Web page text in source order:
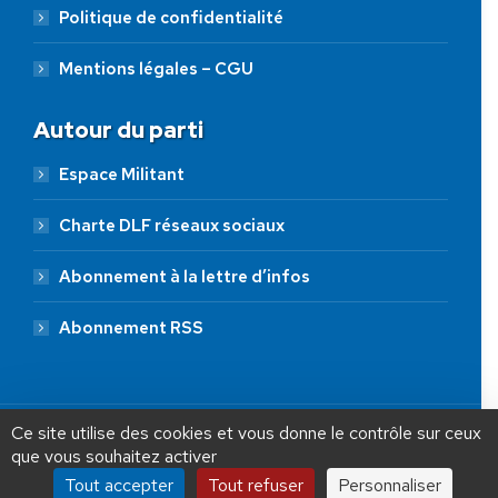
Politique de confidentialité
Mentions légales – CGU
Autour du parti
Espace Militant
Charte DLF réseaux sociaux
Abonnement à la lettre d’infos
Abonnement RSS
JE FAIS UN DON À DLF
ADHÉSION 20 € 50 € 100 €
Ce site utilise des cookies et vous donne le contrôle sur ceux
que vous souhaitez activer
Tout accepter
Tout refuser Personnaliser